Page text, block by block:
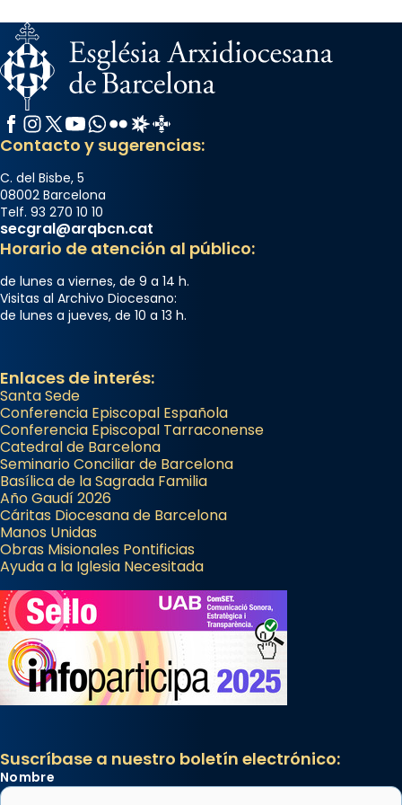
acompanyava més de prop Jesús.
Segons el llibre dels Fets (12,2) fou el primer
apòstol màrtir, decapitat a Jerusalem per
Herodes Agripa (vers l'any 44).
Patró de Galícia, després de les invasions
musulmanes fou venerat com a patró dels
Regnes castellans i més tard de tota
Espanya.
El seu sepulcre a Compostela fou un g
...Ver más
Foto
View on Facebook · Share
Facebook
Instagram
X / Twitter
YouTube
WhatsApp
FlickrRadio Estel
Catalunya Cristiana
Contacto y sugerencias:
C. del Bisbe, 5
08002 Barcelona
Telf. 93 270 10 10
secgral@arqbcn.cat
Horario de atención al público:
de lunes a viernes, de 9 a 14 h.
Visitas al Archivo Diocesano:
de lunes a jueves, de 10 a 13 h.
Enlaces de interés:
Santa Sede
Conferencia Episcopal Española
Conferencia Episcopal Tarraconense
Catedral de Barcelona
Seminario Conciliar de Barcelona
Basílica de la Sagrada Familia
Año Gaudí 2026
Cáritas Diocesana de Barcelona
Manos Unidas
Obras Misionales Pontificias
Ayuda a la Iglesia Necesitada
Suscríbase a nuestro boletín electrónico:
Nombre